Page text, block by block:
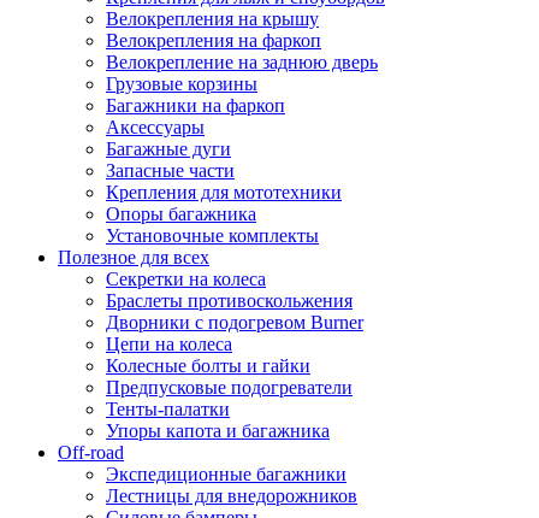
Велокрепления на крышу
Велокрепления на фаркоп
Велокрепление на заднюю дверь
Грузовые корзины
Багажники на фаркоп
Аксессуары
Багажные дуги
Запасные части
Крепления для мототехники
Опоры багажника
Установочные комплекты
Полезное для всех
Секретки на колеса
Браслеты противоскольжения
Дворники с подогревом Burner
Цепи на колеса
Колесные болты и гайки
Предпусковые подогреватели
Тенты-палатки
Упоры капота и багажника
Off-road
Экспедиционные багажники
Лестницы для внедорожников